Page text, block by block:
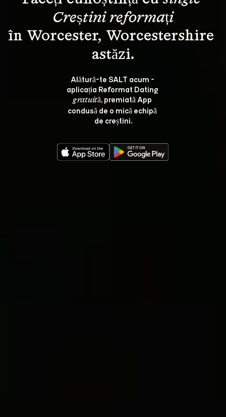
Creștini reformați
în Worcester, Worcestershire
Alătură-te SALT acum -
aplicația Reformat Dating
gratuită, premiată App
condusă de o mică echipă
de creștini.